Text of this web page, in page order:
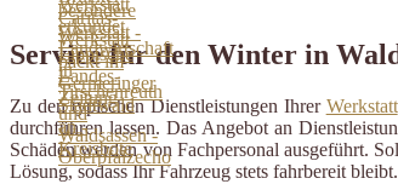
Service für den Winter in Wald
Zu den typischen Dienstleistungen Ihrer Werkstatt
durchführen lassen. Das Angebot an
Schäden werden von Fachpersonal ausgeführt.
Lösung, sodass Ihr Fahrzeug stets fahrbereit bleibt.